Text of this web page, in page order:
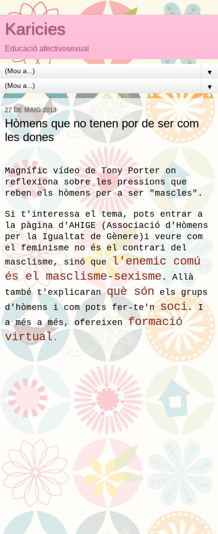
Karicies
Educació afectivosexual
▼
▼
27 DE MAIG 2013
Hòmens que no tenen por de ser com
les dones
Magnífic vídeo de Tony Porter on
reflexiona sobre les pressions que
reben els hòmens per a ser "mascles".
Si t'interessa el tema, pots entrar a
la pàgina d'AHIGE (Associació d'Hòmens
per la Igualtat de Gènere)i veure com
el feminisme no és el contrari del
masclisme, sinó quel'enemic comú
és el masclisme-sexisme .
Allà
també t'explicaranquè són els grups
d'hòmens i com pots fer-te'nsoci . I
a més a més, ofereixenformació
virtual .